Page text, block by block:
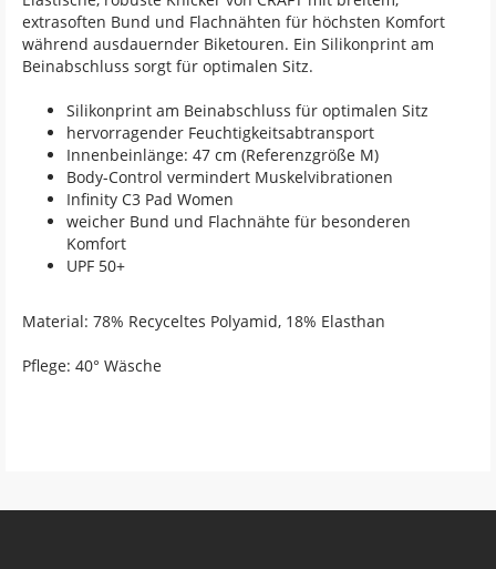
extrasoften Bund und Flachnähten für höchsten Komfort
während ausdauernder Biketouren. Ein Silikonprint am
Beinabschluss sorgt für optimalen Sitz.
Silikonprint am Beinabschluss für optimalen Sitz
hervorragender Feuchtigkeitsabtransport
Innenbeinlänge: 47 cm (Referenzgröße M)
Body-Control vermindert Muskelvibrationen
Infinity C3 Pad Women
weicher Bund und Flachnähte für besonderen
Komfort
UPF 50+
Material: 78% Recyceltes Polyamid, 18% Elasthan
Pflege: 40° Wäsche